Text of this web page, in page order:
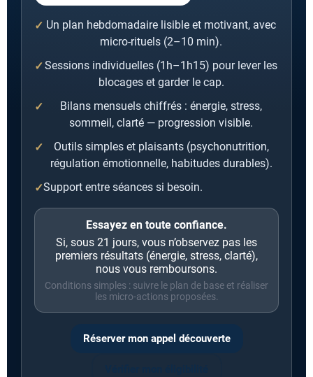
Un plan hebdomadaire lisible et motivant, avec
micro-rituels (2–10 min).
Sessions individuelles (1h–1h15) pour lever les
blocages et garder le cap.
Bilans mensuels chiffrés : énergie, stress,
sommeil, clarté — progression visible.
Outils simples et plaisants (psychonutrition,
régulation émotionnelle, habitudes durables).
Support entre séances si besoin.
Essayez en toute confiance.
Si, sous 21 jours, vous n’observez pas les
premiers résultats (énergie, stress, clarté),
nous vous remboursons.
Conditions simples : suivre le plan de base et réaliser
les micro-actions proposées.
Réserver mon appel découverte